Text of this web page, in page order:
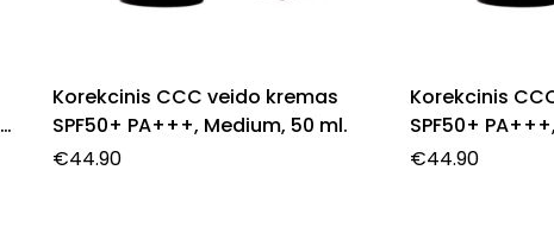
Korekcinis CCC veido kremas
SPF50+ PA+++, Medium, 50 ml.
€44.90
Korekcinis
SPF50+
€44.90